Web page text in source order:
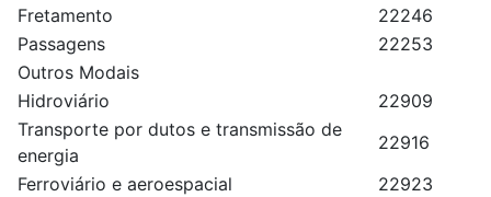
Fretamento
22246
Passagens
22253
Outros Modais
Hidroviário
22909
Transporte por dutos e transmissão de
energia
22916
Ferroviário e aeroespacial
22923